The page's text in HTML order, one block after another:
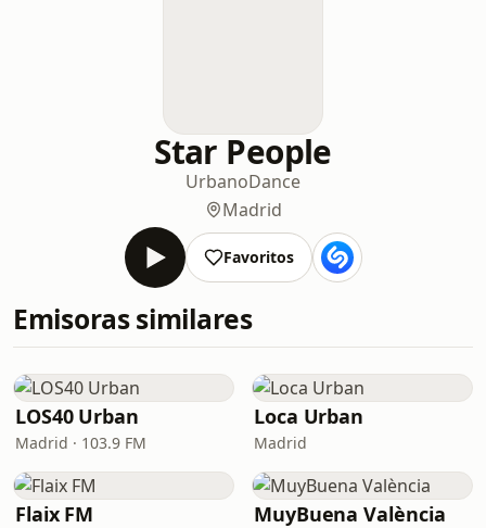
Star People
UrbanoDance
Madrid
Favoritos
Emisoras similares
LOS40 Urban
Madrid · 103.9 FM
Loca Urban
Madrid
Flaix FM MuyBuena València